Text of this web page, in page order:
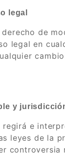
legal
de
legal en
y
regirá e
leyes de la
controversia